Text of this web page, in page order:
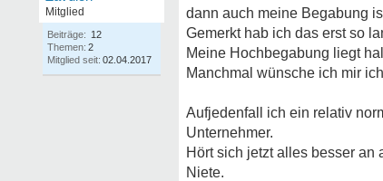
Mitglied
Beiträge: 12
Themen: 2
Mitglied seit: 02.04.2017
dann auch meine Begabung
Gemerkt hab ich das erst so
Meine Hochbegabung liegt
Manchmal wünsche ich mir
Aufjedenfall ich ein relativ
Unternehmer.
Hört sich jetzt alles besser
Niete.